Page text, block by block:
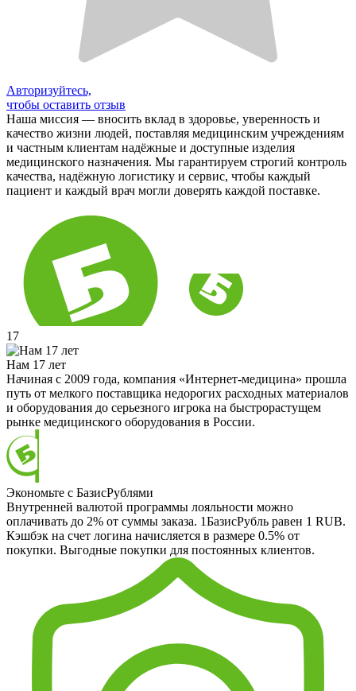
Авторизуйтесь,
чтобы оставить отзыв
Наша миссия — вносить вклад в здоровье, уверенность и
качество жизни людей, поставляя медицинским учреждениям
и частным клиентам надёжные и доступные изделия
медицинского назначения. Мы гарантируем строгий контроль
качества, надёжную логистику и сервис, чтобы каждый
пациент и каждый врач могли доверять каждой поставке.
17
Нам 17 лет
Начиная с 2009 года, компания «Интернет-медицина» прошла
путь от мелкого поставщика недорогих расходных материалов
и оборудования до серьезного игрока на быстрорастущем
рынке медицинского оборудования в России.
Экономьте с БазисРублями
Внутренней валютой программы лояльности можно
оплачивать до 2% от суммы заказа. 1БазисРубль равен 1 RUB.
Кэшбэк на счет логина начисляется в размере 0.5% от
покупки. Выгодные покупки для постоянных клиентов.